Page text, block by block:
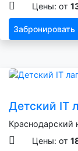
Цены: от
Забронировать
Детский IT
Краснодарский
Цены: от